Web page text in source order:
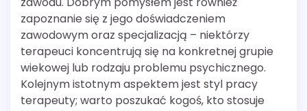
zapoznanie się z jego doświadczeniem
zawodowym oraz specjalizacją – niektórzy
terapeuci koncentrują się na konkretnej grupie
wiekowej lub rodzaju problemu psychicznego.
Kolejnym istotnym aspektem jest styl pracy
terapeuty; warto poszukać kogoś, kto stosuje